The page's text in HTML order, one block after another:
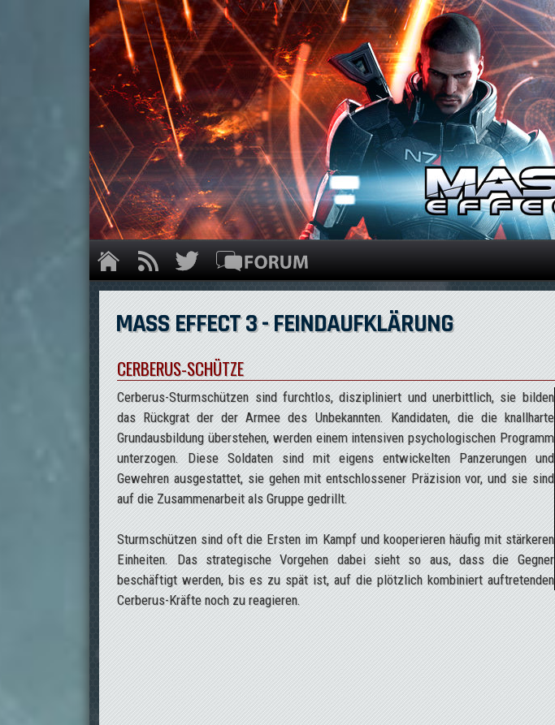
Direkt zum Inhalt
MASS EFFECT 3 - FEINDAUFKLÄRUNG
CERBERUS-SCHÜTZE
Cerberus-Sturmschützen sind furchtlos, diszipliniert und unerbittlich, sie bilden
das Rückgrat der der Armee des Unbekannten. Kandidaten, die die knallharte
Grundausbildung überstehen, werden einem intensiven psychologischen Programm
unterzogen. Diese Soldaten sind mit eigens entwickelten Panzerungen und
Gewehren ausgestattet, sie gehen mit entschlossener Präzision vor, und sie sind
auf die Zusammenarbeit als Gruppe gedrillt.
Sturmschützen sind oft die Ersten im Kampf und kooperieren häufig mit stärkeren
Einheiten. Das strategische Vorgehen dabei sieht so aus, dass die Gegner
beschäftigt werden, bis es zu spät ist, auf die plötzlich kombiniert auftretenden
Cerberus-Kräfte noch zu reagieren.